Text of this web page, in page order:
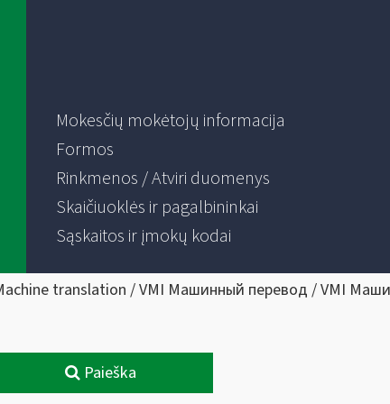
Mokesčių mokėtojų informacija
Formos
Rinkmenos / Atviri duomenys
Skaičiuoklės ir pagalbininkai
Sąskaitos ir įmokų kodai
translation / VMI Машинный перевод / VMI
Paieška